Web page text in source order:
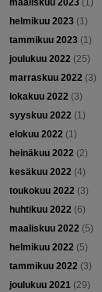
maaliskuu 2023(1)
helmikuu 2023(1)
tammikuu 2023(1)
joulukuu 2022(25)
marraskuu 2022(3)
lokakuu 2022(3)
syyskuu 2022(1)
elokuu 2022(1)
heinäkuu 2022(2)
kesäkuu 2022(4)
toukokuu 2022(3)
huhtikuu 2022(6)
maaliskuu 2022(5)
helmikuu 2022(5)
tammikuu 2022(3)
joulukuu 2021(29)